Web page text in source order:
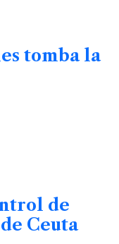
tomba la
de
Ceuta